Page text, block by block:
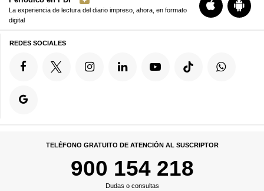
La experiencia de lectura del diario impreso, ahora, en formato
digital
REDES SOCIALES
TELÉFONO GRATUITO DE ATENCIÓN AL SUSCRIPTOR
900 154 218
Dudas o consultas